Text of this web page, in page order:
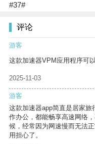
#37#
评论
游客
这款加速器VPM应用程序可
2025-11-03
游客
这款加速器app简直是居家
作办公，都能畅享高速网络
候，经常因为网速慢而无法
用担心了。